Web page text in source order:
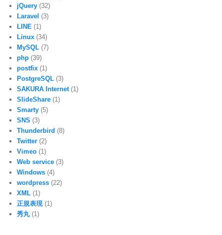
jQuery (32)
Laravel (3)
LINE (1)
Linux (34)
MySQL (7)
php (39)
postfix (1)
PostgreSQL (3)
SAKURA Internet(1)
SlideShare (1)
Smarty (5)
SNS (3)
Thunderbird (8)
Twitter (2)
Vimeo (1)
Web service (3)
Windows (4)
wordpress (22)
XML (1)
正規表現(1)
秀丸(1)